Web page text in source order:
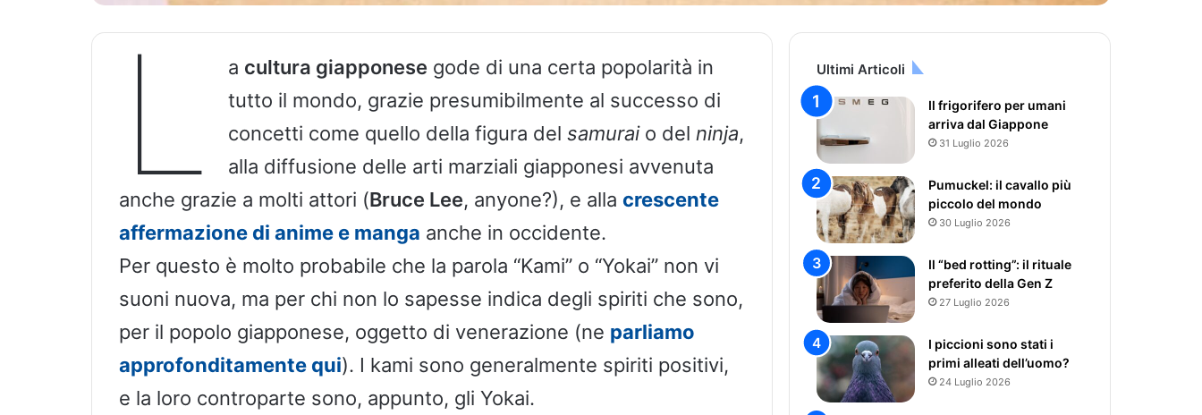
L a cultura giapponese gode di una certa popolarità in
tutto il mondo, grazie presumibilmente al successo di
concetti come quello della figura delsamurai o delninja,
alla diffusione delle arti marziali giapponesi avvenuta
anche grazie a molti attori (Bruce Lee, anyone?), e alla crescente
affermazione di anime e manga anche in occidente.
Per questo è molto probabile che la parola “Kami” o “Yokai” non vi
suoni nuova, ma per chi non lo sapesse indica degli spiriti che sono,
per il popolo giapponese, oggetto di venerazione (ne parliamo
approfonditamente qui). I kami sono generalmente spiriti positivi,
e la loro controparte sono, appunto, gli Yokai.
Ultimi Articoli
Il frigorifero per umani
arriva dal Giappone
31 Luglio 2026
Pumuckel: il cavallo più
piccolo del mondo
30 Luglio 2026
Il “bed rotting”: il rituale
preferito della Gen Z
27 Luglio 2026
I piccioni sono stati i
primi alleati dell’uomo?
24 Luglio 2026